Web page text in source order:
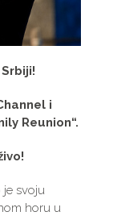
i
Reunion“.
je svoju
horu u